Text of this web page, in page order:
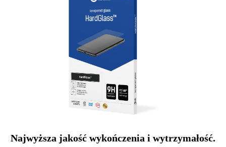
Najwyższa jakość wykończenia i wytrzymałość.